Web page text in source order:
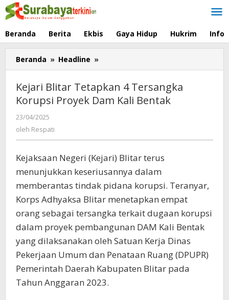
Lewati
ke
Beranda Berita Ekbis Gaya Hidup Hukrim Info
Beranda » Headline »
Blitar
Tetapkan
4
Tersangka
Bentak
Kejari Blitar Tetapkan 4 Tersangka
Korupsi Proyek Dam Kali Bentak
23/04/2025
oleh Respati
Kejaksaan Negeri (Kejari) Blitar terus
menunjukkan keseriusannya dalam
memberantas tindak pidana korupsi. Teranyar,
Korps Adhyaksa Blitar menetapkan empat
orang sebagai tersangka terkait dugaan korupsi
dalam proyek pembangunan DAM Kali Bentak
yang dilaksanakan oleh Satuan Kerja Dinas
Pekerjaan Umum dan Penataan Ruang (DPUPR)
Pemerintah Daerah Kabupaten Blitar pada
Tahun Anggaran 2023.